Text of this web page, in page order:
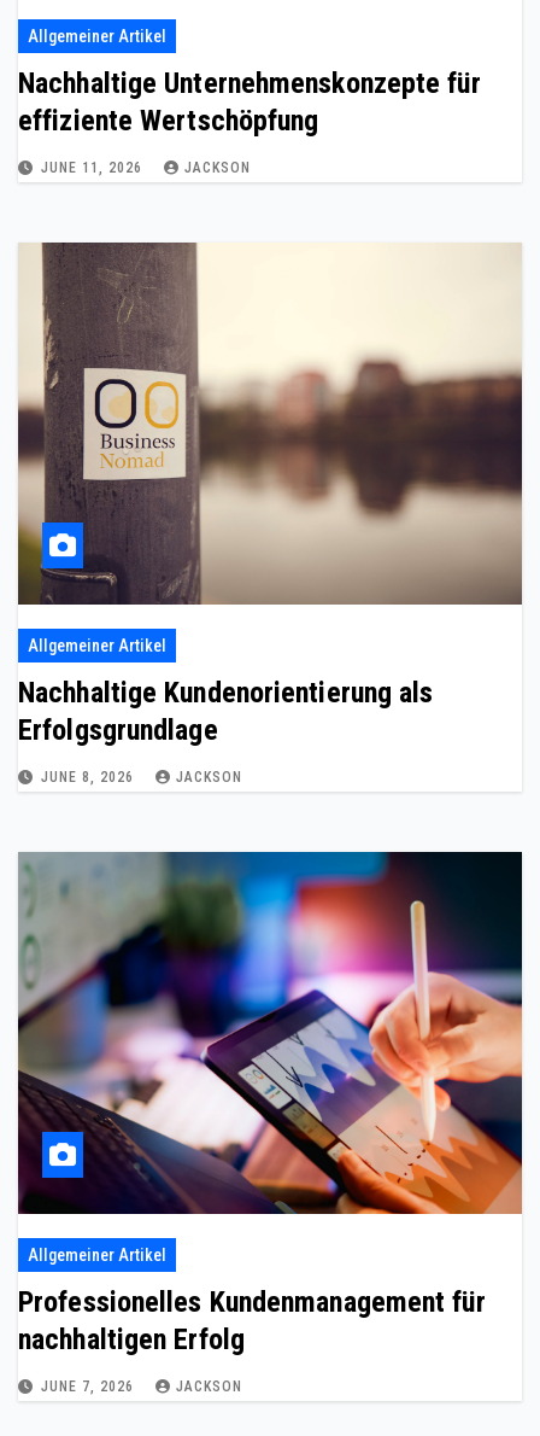
Allgemeiner Artikel
Nachhaltige Unternehmenskonzepte für
effiziente Wertschöpfung
JUNE 11, 2026 JACKSON
Allgemeiner Artikel
Nachhaltige Kundenorientierung als
Erfolgsgrundlage
JUNE 8, 2026 JACKSON
Allgemeiner Artikel
Professionelles Kundenmanagement für
nachhaltigen Erfolg
JUNE 7, 2026 JACKSON